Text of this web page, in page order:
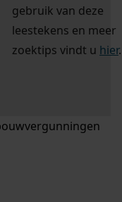
gebruik van deze
leestekens en meer
zoektips vindt u hier.